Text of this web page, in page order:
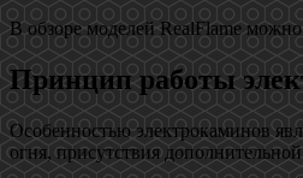
В обзоре моделей RealFlame
Принцип работы
Особенностью электрокаминов
огня, присутствия